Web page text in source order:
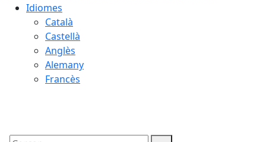
Idiomes
Català
Castellà
Anglès
Alemany
Francès